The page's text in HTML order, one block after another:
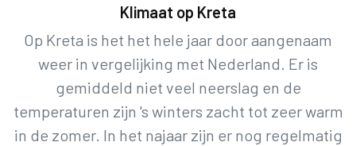
Klimaat op Kreta
Op Kreta is het het hele jaar door aangenaam
weer in vergelijking met Nederland. Er is
gemiddeld niet veel neerslag en de
temperaturen zijn 's winters zacht tot zeer warm
in de zomer. In het najaar zijn er nog regelmatig